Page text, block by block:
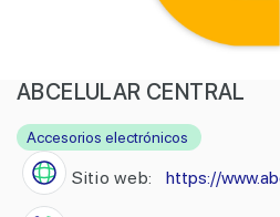
ABCELULAR CENTRAL
Accesorios electrónicos
Sitio web: https://